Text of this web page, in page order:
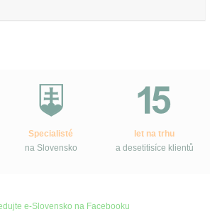
Specialisté
na Slovensko
let na trhu
a desetitisíce klientů
e-Slovensko na Facebooku